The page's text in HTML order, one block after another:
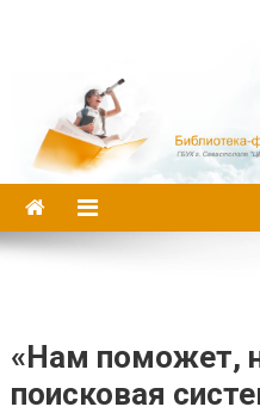
«Нам поможет,
поисковая